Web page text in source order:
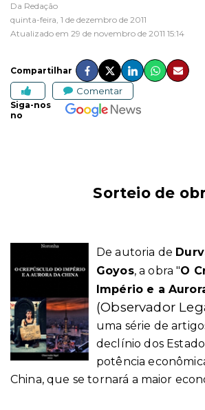
Da Redação
quinta-feira, 1 de dezembro de 2011
Atualizado em 29 de novembro de 2011 15:14
Compartilhar
Comentar
Siga-nos
no
Sorteio de
De autoria de
Goyos, a obra"O
Império e a
(Observador
uma série de
declínio dos
potência
China, que se tornará a maior